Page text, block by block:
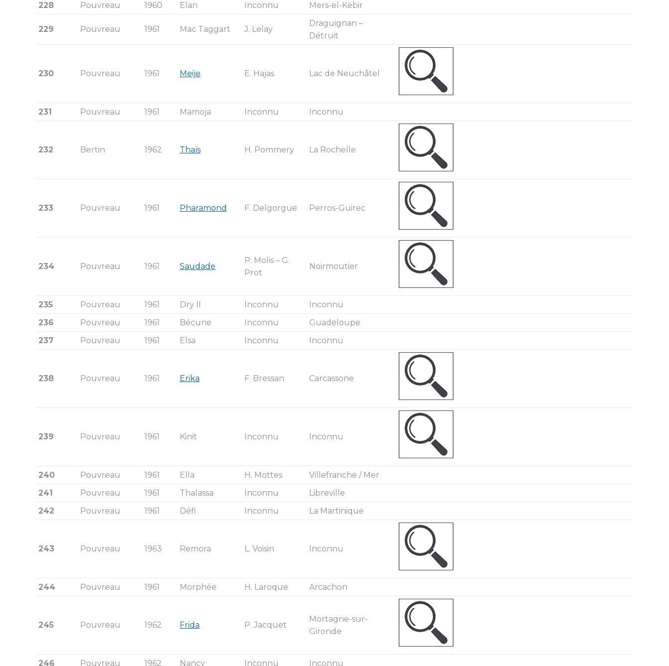
228 Pouvreau 1960 Elan Inconnu Mers-el-Kebir
229 Pouvreau 1961 Mac Taggart J. Lelay
Draguignan –
Détruit
230 Pouvreau 1961 Meije E. Hajas Lac de Neuchâtel
231 Pouvreau 1961 Mamoja Inconnu Inconnu
232 Bertin 1962 Thaïs H. Pommery La Rochelle
233 Pouvreau 1961 Pharamond F. Delgorgue Perros-Guirec
234 Pouvreau 1961 Saudade
P. Molis – G.
Prot
Noirmoutier
235 Pouvreau 1961 Dry II Inconnu
Inconnu
236
Pouvreau 1961 Bécune Inconnu
Guadeloupe
237
Pouvreau 1961 Elsa Inconnu Inconnu
238 Pouvreau 1961 Erika F. Bressan Carcassone
239 Pouvreau 1961 Kinit Inconnu Inconnu
240 Pouvreau 1961 Ella H. Mottes
Villefranche / Mer
241
Pouvreau 1961 Thalassa Inconnu
Libreville
242
Pouvreau 1961 Défi Inconnu La Martinique
243 Pouvreau 1963 Remora L. Voisin Inconnu
244 Pouvreau 1961 Morphée H. Laroque Arcachon
245 Pouvreau 1962 Frida P. Jacquet
Mortagne-sur-
Gironde
246 Pouvreau 1962 Nancy Inconnu Inconnu